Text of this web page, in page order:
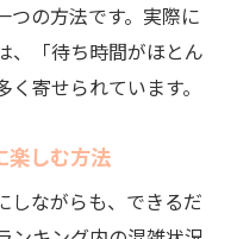
つの方法です。実際に
、「待ち時間がほとん
寄せられています。
楽しむ方法
しながらも、できるだ